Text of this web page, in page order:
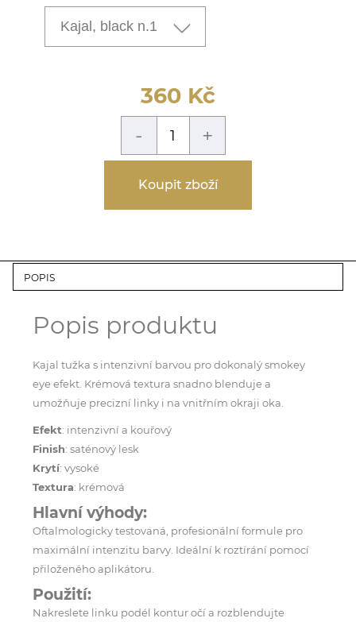
Kajal, black n.1
360 Kč
- +
Koupit zboží
POPIS
Popis produktu
Kajal tužka s intenzivní barvou pro dokonalý smokey
eye efekt. Krémová textura snadno blenduje a
umožňuje precizní linky i na vnitřním okraji oka.
Efekt: intenzivní a kouřový
Finish: saténový lesk
Krytí: vysoké
Textura: krémová
Hlavní výhody:
Oftalmologicky testovaná, profesionální formule pro
maximální intenzitu barvy. Ideální k roztírání pomocí
přiloženého aplikátoru.
Použití:
Nakreslete linku podél kontur očí a rozblendujte